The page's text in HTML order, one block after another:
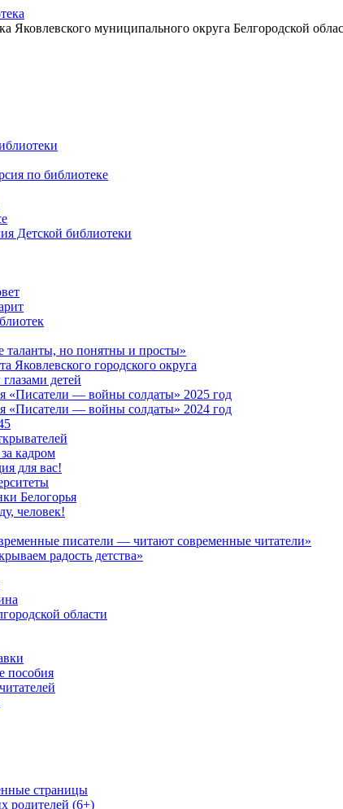
Яковлевского муниципального округа Белгородской
по библиотеке
Детской библиотеки
таланты, но понятны и просты»
Яковлевского городского округа
детей
«Писатели — войны солдаты» 2025 год
«Писатели — войны солдаты» 2024 год
кадром
для вас!
Белогорья
человек!
писатели — читают современные читатели»
радость детства»
области
пособия
страницы
родителей (6+)